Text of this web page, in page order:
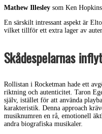
Mathew Illesley som Ken
En särskilt intressant aspekt är
vilket tillför ett extra lager av
Skådespelarnas
Rollistan i Rocketman hade ett
riktning och autenticitet. Taron
själv, istället för att använda
karakteristik. Denna approach
musiknumren en rå, emotionell
andra biografiska musikaler.